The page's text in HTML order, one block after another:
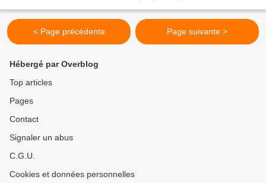
< Page précédente Page suivante >
Hébergé par Overblog
Top articles
Pages
Contact
Signaler un abus
C.G.U.
Cookies et données personnelles